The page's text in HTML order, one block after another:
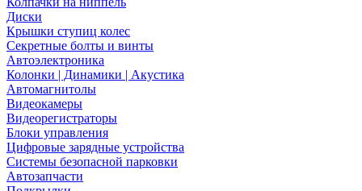
Диски
Крышки ступиц колес
Секретные болты и винты
Автоэлектроника
Колонки | Динамики | Акустика
Автомагнитолы
Видеокамеры
Видеорегистраторы
Блоки управления
Цифровые зарядные устройства
Системы безопасной парковки
Автозапчасти